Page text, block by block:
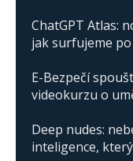
ChatGPT Atlas:
jak surfujeme
E-Bezpečí
videokurzu o
Deep nudes:
inteligence,